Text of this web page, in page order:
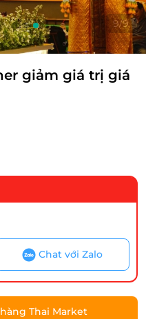
9/9
giảm giá trị giá
Chat với Zalo
Thai Market